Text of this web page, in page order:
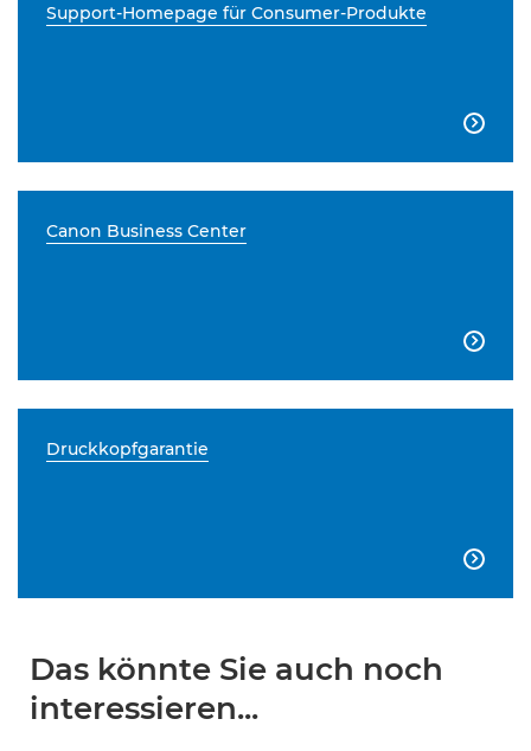
Support-Homepage für Consumer-Produkte

Canon Business Center

Druckkopfgarantie

Das könnte Sie auch noch
interessieren...